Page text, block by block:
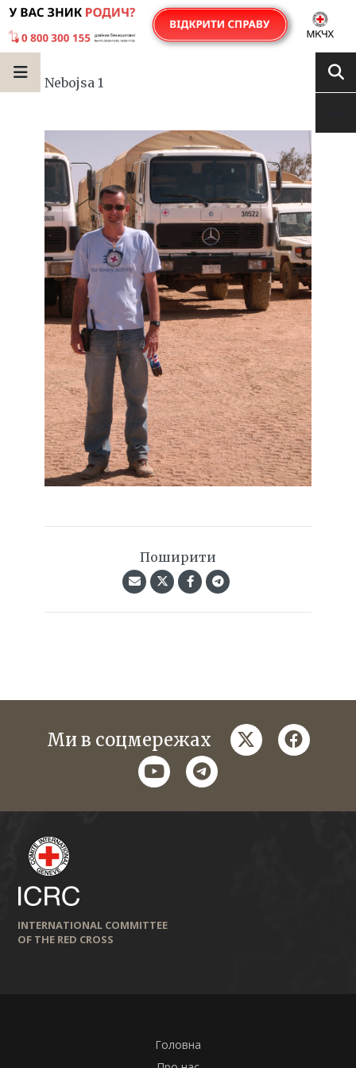
Nebojsa 1
Поширити
Ми в соцмережах twitter
youtubetelegram
INTERNATIONAL COMMITTEE
OF THE RED CROSS
Головна